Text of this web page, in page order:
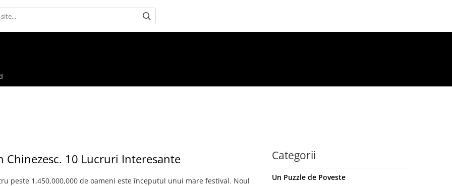
Chinezesc. 10 Lucruri Interesante
peste 1,450,000,000 de oameni este începutul unui mare festival. Noul
Categorii
Un Puzzle de Poveste